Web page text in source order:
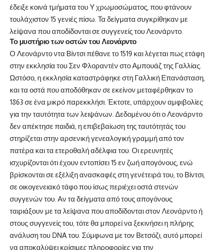
έδειξε κοινά τμήματα του Y χρωμοσώματος, που φτάνουν
τουλάχιστον 15 γενιές πίσω. Τα δείγματα συγκρίθηκαν με
λείψανα που αποδίδονται σε συγγενείς του Λεονάρντο.
Το μυστήριο των οστών του Λεονάρντο
Ο Λεονάρντο ντα Βίντσι πέθανε το 1519 και λέγεται πως ετάφη
στην εκκλησία του Σεν Φλοραντέν στο Αμπουάζ της Γαλλίας.
Ωστόσο, η εκκλησία καταστράφηκε στη Γαλλική Επανάσταση,
και τα οστά που αποδόθηκαν σε εκείνον μεταφέρθηκαν το
1863 σε ένα μικρό παρεκκλήσι. Έκτοτε, υπάρχουν αμφιβολίες
για την ταυτότητα των λειψάνων. Δεδομένου ότι ο Λεονάρντο
δεν απέκτησε παιδιά, η επιβεβαίωση της ταυτότητάς του
στηρίζεται στην αρσενική γενεαλογική γραμμή από τον
πατέρα και τα ετεροθαλή αδέλφια του. Οι ερευνητές
ισχυρίζονται ότι έχουν εντοπίσει 15 εν ζωή απογόνους, ενώ
βρίσκονται σε εξέλιξη ανασκαφές στη γενέτειρά του, το Βίντσι,
σε οικογενειακό τάφο που ίσως περιέχει οστά στενών
συγγενών του. Αν τα δείγματα από τους απογόνους
ταιριάξουν με τα λείψανα που αποδίδονται στον Λεονάρντο ή
στους συγγενείς του, τότε θα μπορεί να ξεκινήσει η πλήρης
ανάλυση του DNA του. Σύμφωνα με τον Βετσόζι, αυτό μπορεί
να αποκαλύψει κρίσιμες πληροφορίες για την